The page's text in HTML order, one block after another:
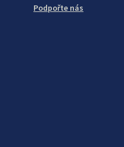
Podpořte nás